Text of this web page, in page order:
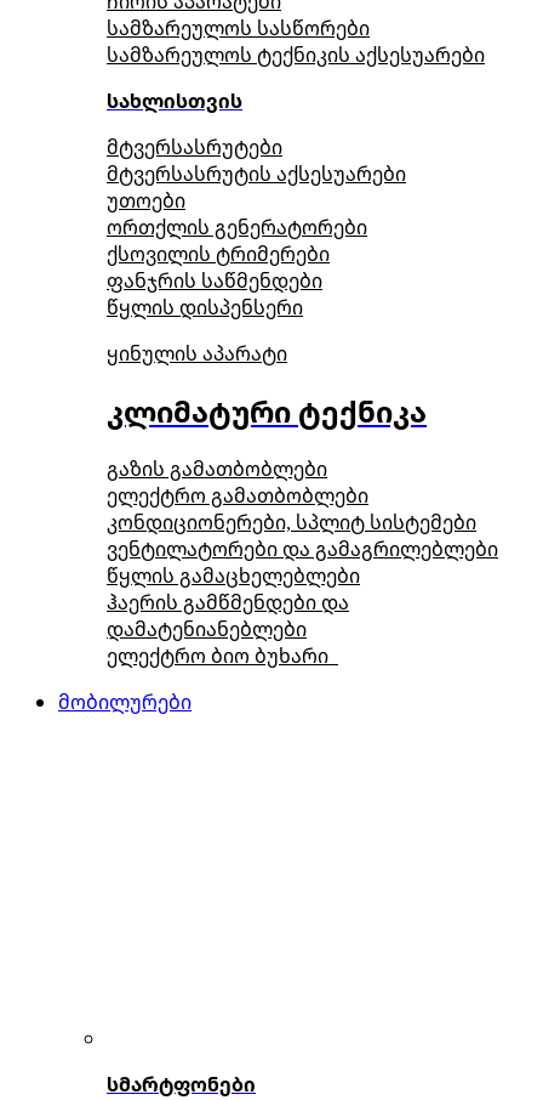
სამზარეულოს სასწორები
სამზარეულოს ტექნიკის აქსესუარები
სახლისთვის
მტვერსასრუტები
მტვერსასრუტის აქსესუარები
უთოები
ორთქლის გენერატორები
ქსოვილის ტრიმერები
ფანჯრის საწმენდები
წყლის დისპენსერი
ყინულის აპარატი
კლიმატური ტექნიკა
გაზის გამათბობლები
ელექტრო გამათბობლები
კონდიციონერები, სპლიტ სისტემები
ვენტილატორები და გამაგრილებლები
წყლის გამაცხელებლები
ჰაერის გამწმენდები და
დამატენიანებლები
ელექტრო ბიო ბუხარი
მობილურები
სმარტფონები